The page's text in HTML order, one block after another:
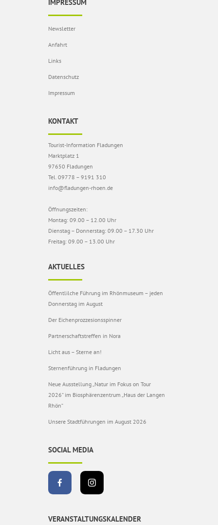
IMPRESSUM
Newsletter
Anfahrt
Links
Datenschutz
Impressum
KONTAKT
Tourist-Information Fladungen
Marktplatz 1
97650 Fladungen
Tel. 09778 – 9191 310
info@fladungen-rhoen.de
Öffnungszeiten:
Montag: 09.00 – 12.00 Uhr
Dienstag – Donnerstag: 09.00 – 17.30 Uhr
Freitag: 09.00 – 13.00 Uhr
AKTUELLES
Öffentlilche Führung im Rhönmuseum – jeden
Donnerstag im August
Der Eichenprozzesionsspinner
Partnerschaftstreffen in Nora
Licht aus – Sterne an!
Sternenführung in Fladungen
Neue Ausstellung „Natur im Fokus on Tour
2026“ im Biosphärenzentrum „Haus der Langen
Rhön“
Unsere Stadtführungen im August 2026
SOCIAL MEDIA
VERANSTALTUNGSKALENDER